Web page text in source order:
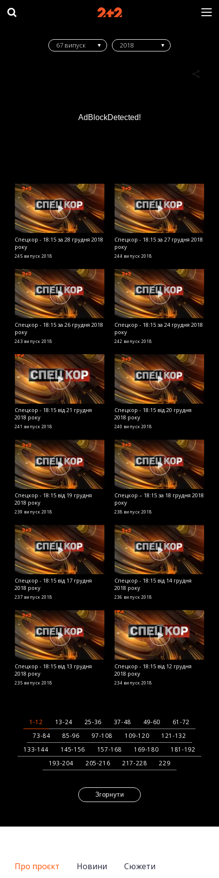
AdBlockDetected!
67 випуск 2018
Спецкор - 18:15 за 28 грудня 2018
року
245 випуск 2018
Спецкор - 18:15 за 27 грудня 2018
року
244 випуск 2018
Спецкор - 18:15 за 26 грудня 2018
року
243 випуск 2018
Спецкор - 18:15 за 24 грудня 2018
року
242 випуск 2018
Спецкор - 18:15 від 21 грудня
2018 року
241 випуск 2018
Спецкор - 18:15 від 20 грудня
2018 року
240 випуск 2018
Спецкор - 18:15 від 19 грудня
2018 року
239 випуск 2018
Спецкор – 18:15 за 18 грудня 2018
року
238 випуск 2018
Спецкор - 18:15 від 17 грудня
2018 року
237 випуск 2018
Спецкор - 18:15 від 14 грудня
2018 року
236 випуск 2018
Спецкор - 18:15 від 13 грудня
2018 року
235 випуск 2018
Спецкор - 18:15 від 12 грудня
2018 року
234 випуск 2018
1-12 13-24 25-36 37-48 49-60
61-72
73-84
85-96 97-108 109-120
121-132
133-144
145-156 157-168 169-180
181-192
193-204
205-216 217-228 229
Згорнути
Про проєкт Новини
Сюжети